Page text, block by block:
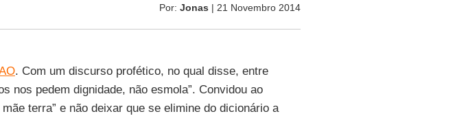
Por: Jonas | 21 Novembro 2014
. Com um discurso profético, no qual disse, entre
nos pedem dignidade, não esmola”. Convidou ao
terra” e não deixar que se elimine do dicionário a